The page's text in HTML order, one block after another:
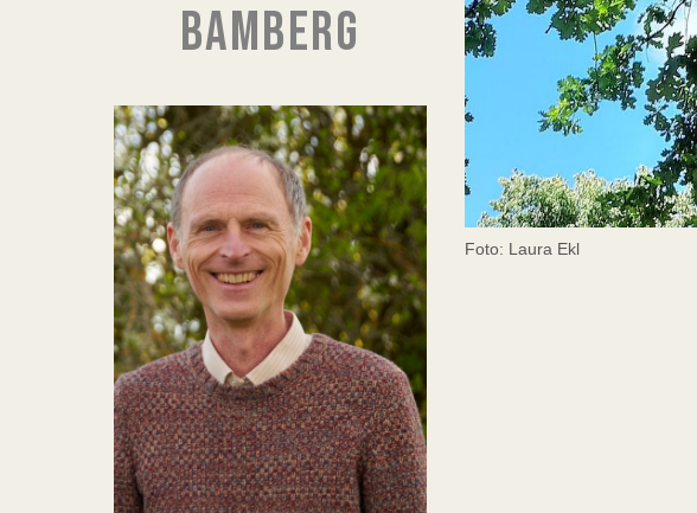
Foto: Laura Ekl
BAMBERG